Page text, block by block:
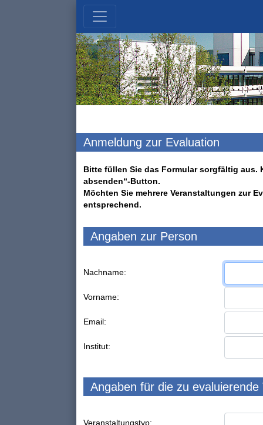
Anmeldung zur Evaluation
Bitte füllen Sie das Formular sorgfältig aus.
absenden“-Button.
Möchten Sie mehrere Veranstaltungen zur
entsprechend.
Angaben zur Person
Nachname:
Vorname:
Email:
Institut:
Angaben für die zu evaluierende
Veranstaltungstyp: